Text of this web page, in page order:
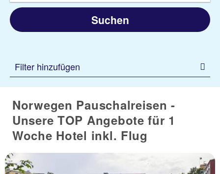
Suchen
Filter hinzufügen
Norwegen Pauschalreisen -
Unsere TOP Angebote für 1
Woche Hotel inkl. Flug